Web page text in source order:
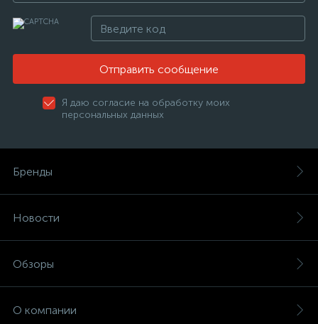
Отправить сообщение
Я даю согласие на обработку моих
персональных данных
Бренды
Новости
Обзоры
О компании